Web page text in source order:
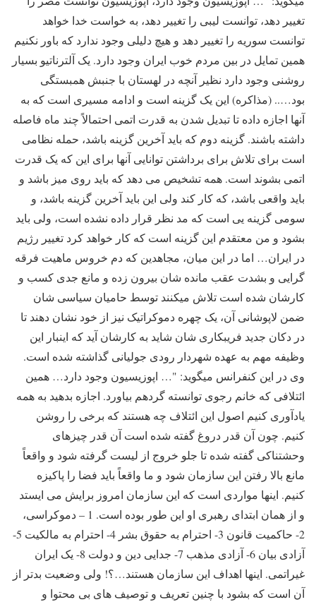
تغییر دهد، توانست لیبی را تغییر دهد، به خواست خدا خواهد
توانست سوریه را تغییر دهد و هیچ دلیلی وجود ندارد که باور نکنیم
همین تمایل در بین مردم خوب ایران وجود دارد. یک آلترناتیو بسیار
روشنی وجود دارد نظیر آنچه در لهستان با جنبش همبستگی
بود….. (مذاکره) این یک گزینه است و ادامه مسیری است که به
آنها اجازه داده تا تبدیل شدن به قدرت اتمی احتمالاً چند ماه فاصله
داشته باشند. گزینه دوم که باید آخرین گزینه باشد، حمله نظامی
است برای تلاش برای برداشتن توانایی آنها برای این که یک قدرت
اتمی بشوند است. همه تشخیص می دهد که باید روی میز باشد و
باید واقعی باشد، که کار کند ولی این باید آخرین گزینه باشد، و
سومی گزینه یی است که مد نظر قرار داده نشده است، ولی باید
بشود و من معتقدم این گزینه است که کار خواهد کرد تغییر رژیم
در ایران… اما در این میان، مجاهدین که دم خروس ماهیت فرقه
گرایی و بشدت عقب مانده شان بیرون زده و مانع جدی کسب و
کارشان شده است تلاش میکنند توسط حامیان سیاسی شان
ضمن لاپوشانی آن، یک چهره دموکراتیک نیز از خود نشان دهند تا
در دکان جدید فریبکاری شان شاید به کارشان آید که اینبار این
وظیفه مهم به عهده شهردار رودی جولیانی گذاشته شده است.
وی در این کنفرانس میگوید: "… اپوزیسیون وجود دارد… همین
ائتلافی که خانم رجوی توانسته گردهم بیاورد. اجازه بدهید به همه
یادآوری کنیم اصول این ائتلاف چه هستند که برخی را روشن
کنیم. چون آن قدر دروغ گفته شده است آن قدر چیزهای
وحشتناکی گفته شده تا جلو خروج از لیست گرفته شود و واقعاً
مانع بالا رفتن این سازمان شود و ما واقعاً باید فضا را پاکیزه
کنیم. اینها مواردی است که این سازمان امروز برایش می ایستد
و از همان ابتدای رهبری او این طور بوده است. 1 – دموکراسی،
2- حاکمیت قانون 3- احترام به حقوق بشر 4- احترام به مالکیت 5-
آزادی بیان 6- آزادی مذهب 7- جدایی دین و دولت 8- یک ایران
غیراتمی. اینها اهداف این سازمان هستند…؟! ولی وضعیت بدتر از
آن است که بشود با چنین تعریف و توصیف های بی محتوا و